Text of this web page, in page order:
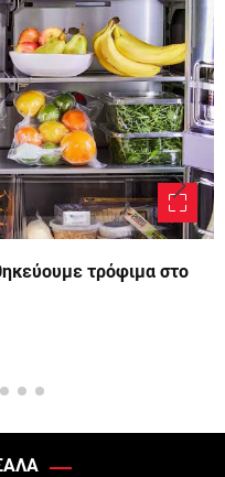
τρόφιμα στο